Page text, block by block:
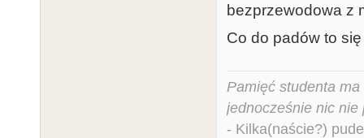
bezprzewodowa z
Co do padów to
Pamięć studenta
jednocześnie nic nie
- Kilka(naście?)